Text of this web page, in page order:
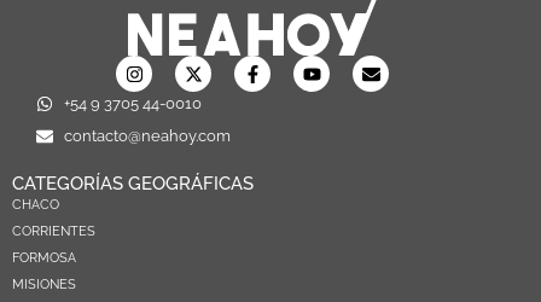
+54 9 3705 44-0010
contacto@neahoy.com
CATEGORÍAS GEOGRÁFICAS
CHACO
CORRIENTES
FORMOSA
MISIONES